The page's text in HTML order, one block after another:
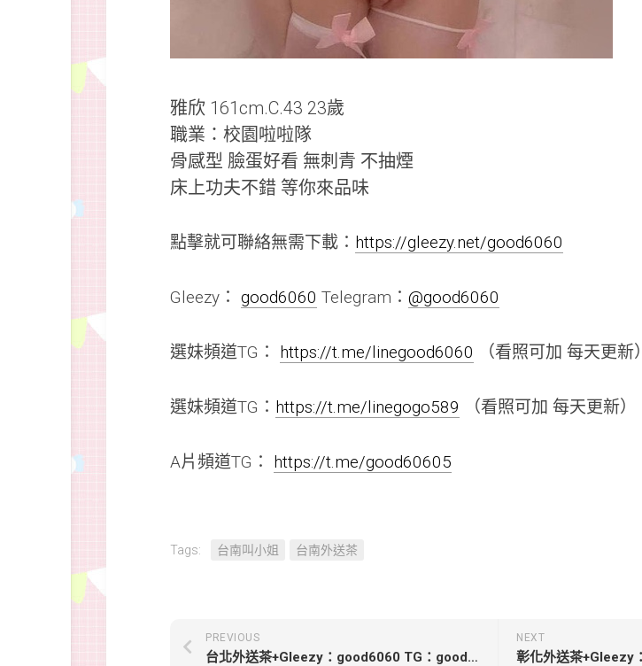
雅欣 161cm.C.43 23歲
職業：校園啦啦隊
骨感型 臉蛋好看 無刺青 不抽煙
床上功夫不錯 等你來品味
點擊就可聯絡無需下載： https://gleezy.net/good6060
Gleezy： good6060 Telegram： @good6060
選妹頻道TG： https://t.me/linegood6060 （看照可加 每天更新）
選妹頻道TG： https://t.me/linegogo589 （看照可加 每天更新）
A片頻道TG： https://t.me/good60605
Tags: 台南叫小姐 台南外送茶
NEXT
PREVIOUS
台北外送茶+Gleezy：good6060 TG：good6060【小綺】161/46/C/24歲牙醫助理